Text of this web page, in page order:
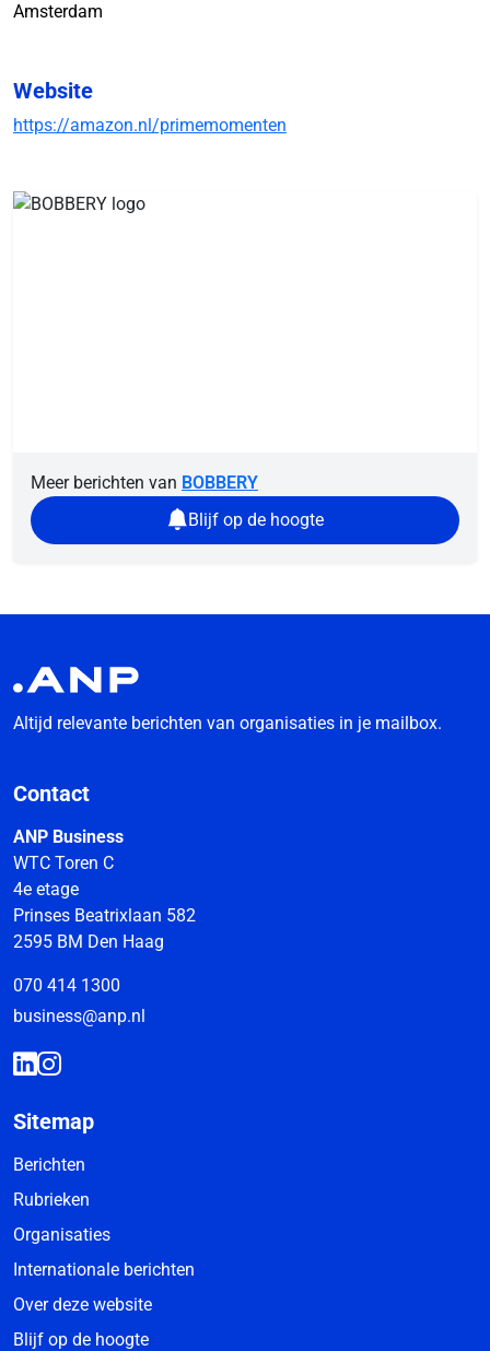
Amsterdam
Website
https://amazon.nl/primemomenten
Meer berichten van BOBBERY
Blijf op de hoogte
Altijd relevante berichten van organisaties in je mailbox.
Contact
ANP Business
WTC Toren C
4e etage
Prinses Beatrixlaan 582
2595 BM Den Haag
070 414 1300
business@anp.nl
Sitemap
Berichten
Rubrieken
Organisaties
Internationale berichten
Over deze website
Blijf op de hoogte